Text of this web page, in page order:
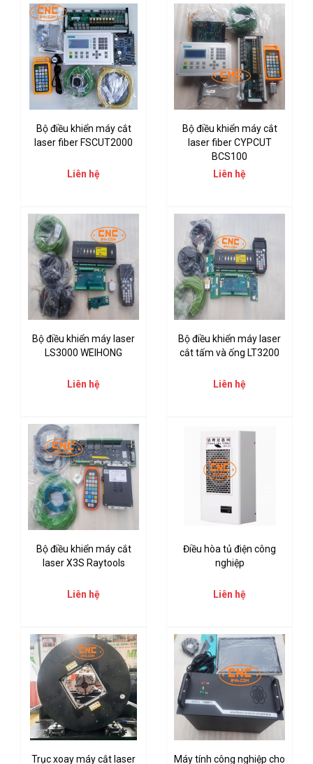
Bộ điều khiển máy cắt
laser fiber FSCUT2000
Liên hệ
Bộ điều khiển máy cắt
laser fiber CYPCUT
BCS100
Liên hệ
Bộ điều khiển máy laser
LS3000 WEIHONG
Liên hệ
Bộ điều khiển máy laser
cắt tấm và ống LT3200
Liên hệ
Bộ điều khiển máy cắt
laser X3S Raytools
Liên hệ
Điều hòa tủ điện công
nghiệp
Liên hệ
Trục xoay máy cắt laser Máy tính công nghiệp cho